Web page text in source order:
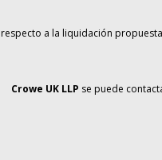
a la liquidación
Crowe UK LLP se puede